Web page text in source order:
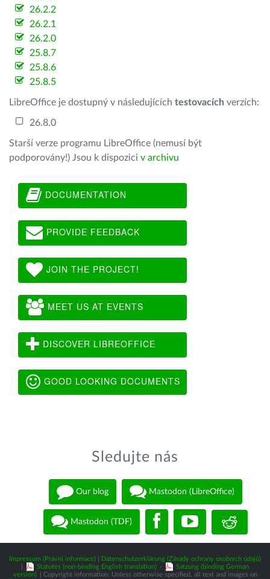
26.2.2
26.2.1
26.2.0
25.8.7
25.8.6
25.8.5
LibreOffice je dostupný v následujících testovacích verzích:
26.8.0
Starší verze programu LibreOffice (nemusí být
podporovány!) Jsou k dispozici v archivu
DOCUMENTATION
PROVIDE FEEDBACK
JOIN THE PROJECT!
MEET US AT EVENTS
DISCOVER LIBREOFFICE
GOOD LOOKING DOCUMENTS
Sledujte nás
Our blog Mastodon (LibreOffice)
Mastodon (TDF)
Impressum (Právní informace)
Datenschutzerklärung (Zásady ochrany osobních údajů)
Statutes (non-binding English translation) -
Satzung (binding German
version)
| Copyright information: Unless otherwise specified, all text and images on